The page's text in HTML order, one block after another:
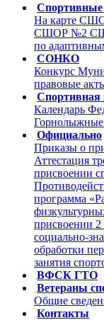
На карте
СШОР №2
по
СОНКО
Конкурс
правовые
Спортивная
Календарь
Официально
Приказы о
Аттестация
присвоении
программа
присвоении
социально-
обработки
занятия
ВФСК ГТО
Ветераны
Общие
Контакты